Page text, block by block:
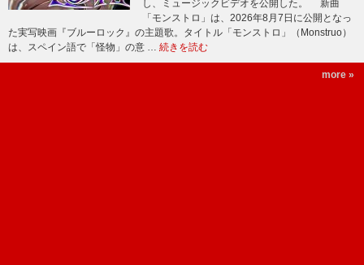
し、ミュージックビデオを公開した。 新曲
「モンストロ」は、2026年8月7日に公開となっ
た実写映画『ブルーロック』の主題歌。タイトル「モンストロ」（Monstruo）
は、スペイン語で「怪物」の意 … 続きを読む
more »